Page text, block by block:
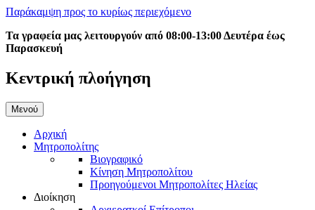
Παράκαμψη προς το κυρίως περιεχόμενο
Τα γραφεία μας λειτουργούν από 08:00-13:00 Δευτέρα έως
Παρασκευή
Κεντρική πλοήγηση
Μενού
Αρχική
Μητροπολίτης
Βιογραφικό
Κίνηση Μητροπολίτου
Προηγούμενοι Μητροπολίτες Ηλείας
Διοίκηση